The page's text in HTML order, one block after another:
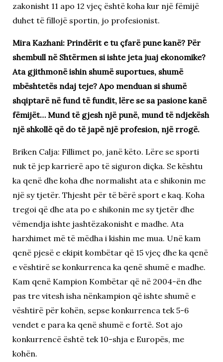
zakonisht 11 apo 12 vjeç është koha kur një fëmijë
duhet të fillojë sportin, jo profesionist.
Mira Kazhani: Prindërit e tu çfarë pune kanë? Për
shembull në Shtërmen si ishte jeta juaj ekonomike?
Ata gjithmonë ishin shumë suportues, shumë
mbështetës ndaj teje? Apo menduan si shumë
shqiptarë në fund të fundit, lëre se sa pasione kanë
fëmijët… Mund të gjesh një punë, mund të ndjekësh
një shkollë që do të japë një profesion, një rrogë.
Briken Calja: Fillimet po, janë këto. Lëre se sporti
nuk të jep karrierë apo të siguron diçka. Se kështu
ka qenë dhe koha dhe normalisht ata e shikonin me
një sy tjetër. Thjesht për të bërë sport e kaq. Koha
tregoi që dhe ata po e shikonin me sy tjetër dhe
vëmendja ishte jashtëzakonisht e madhe. Ata
harxhimet më të mëdha i kishin me mua. Unë kam
qenë pjesë e ekipit kombëtar që 15 vjeç dhe ka qenë
e vështirë se konkurrenca ka qenë shumë e madhe.
Kam qenë Kampion Kombëtar që në 2004-ën dhe
pas tre vitesh isha nënkampion që ishte shumë e
vështirë për kohën, sepse konkurrenca tek 5-6
vendet e para ka qenë shumë e fortë. Sot ajo
konkurrencë është tek 10-shja e Europës, me
kohën.